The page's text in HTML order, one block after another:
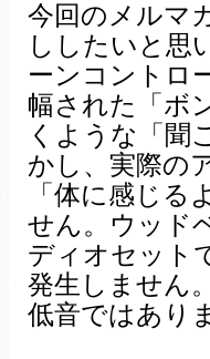
今回のメルマ
ししたいと思
ーンコントロ
幅された「ボ
くような「聞
かし、実際の
「体に感じ
せん。ウッド
ディオセット
発生しません
低音ではあり